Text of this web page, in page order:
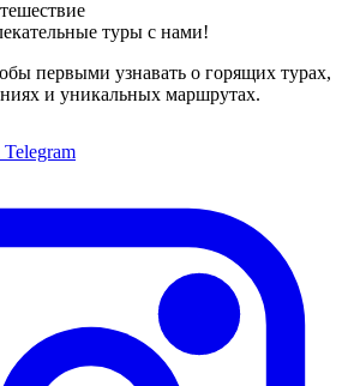
туры с нами!
первыми узнавать о горящих турах,
и уникальных маршрутах.